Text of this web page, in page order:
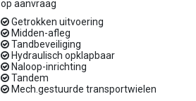
op aanvraag
Getrokken uitvoering
Midden-afleg
Tandbeveiliging
Hydraulisch opklapbaar
Naloop-inrichting
Tandem
Mech.gestuurde transportwielen